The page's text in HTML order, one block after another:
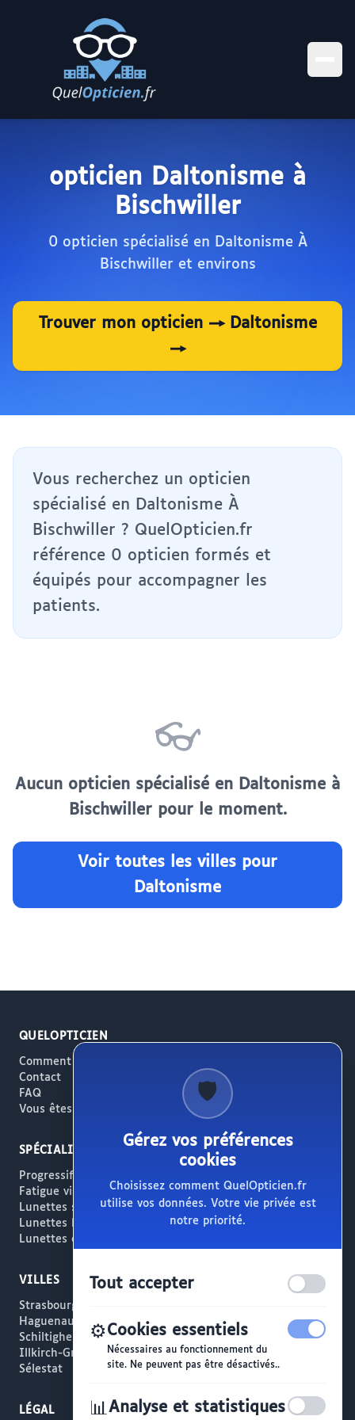
opticien Daltonisme à
Bischwiller
0 opticien spécialisé en Daltonisme À
Bischwiller et environs
Trouver mon opticien → Daltonisme
→
Vous recherchez un opticien
spécialisé en Daltonisme À
Bischwiller ? QuelOpticien.fr
référence 0 opticien formés et
équipés pour accompagner les
patients.
👓
Aucun opticien spécialisé en Daltonisme à
Bischwiller pour le moment.
Voir toutes les villes pour
Daltonisme
QUELOPTICIEN
Comment ça marche
Contact
FAQ
Vous êtes opticien ?
SPÉCIALITÉS
Progressifs / Presbytie
Fatigue visuelle / Écrans
Lunettes solaires
Lunettes haut de gamme
Lunettes créateur
VILLES
Strasbourg
Haguenau
Schiltigheim
Illkirch-Graffenstaden
Sélestat
LÉGAL
🛡️
Gérez vos préférences
cookies
Choisissez comment QuelOpticien.fr
utilise vos données. Votre vie privée est
notre priorité.
Tout accepter
⚙️Cookies essentiels
Nécessaires au fonctionnement du
site. Ne peuvent pas être désactivés..
📊Analyse et statistiques